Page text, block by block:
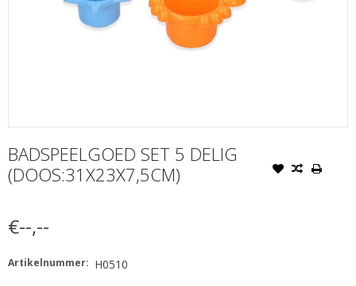
BADSPEELGOED SET 5 DELIG
(DOOS:31X23X7,5CM)
€--,--
Artikelnummer: H0510